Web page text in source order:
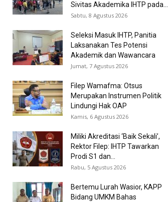
Sivitas Akademika IHTP pada...
Sabtu, 8 Agustus 2026
Seleksi Masuk IHTP, Panitia
Laksanakan Tes Potensi
Akademik dan Wawancara
Jumat, 7 Agustus 2026
Filep Wamafma: Otsus
Merupakan Instrumen Politik
Lindungi Hak OAP
Kamis, 6 Agustus 2026
Miliki Akreditasi ‘Baik Sekali’,
Rektor Filep: IHTP Tawarkan
Prodi S1 dan...
Rabu, 5 Agustus 2026
Bertemu Lurah Wasior, KAPP
Bidang UMKM Bahas